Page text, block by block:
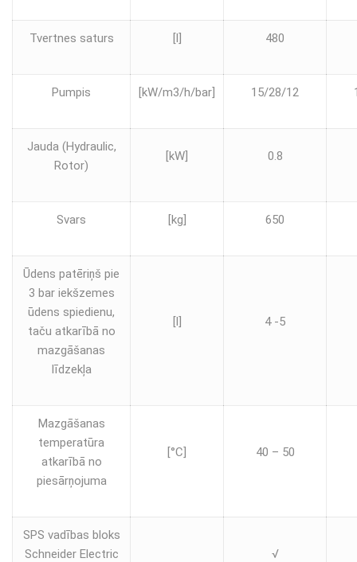
Tvertnes saturs [l] 480
Pumpis [kW/m3/h/bar] 15/28/12
Jauda (Hydraulic,
Rotor)
[kW] 0.8
Svars [kg] 650
Ūdens patēriņš pie
3 bar iekšzemes
ūdens spiedienu,
taču atkarībā no
mazgāšanas
līdzekļa
[l] 4 -5
Mazgāšanas
temperatūra
atkarībā no
piesārņojuma
[°C] 40 – 50
SPS vadības bloks
Schneider Electric
√